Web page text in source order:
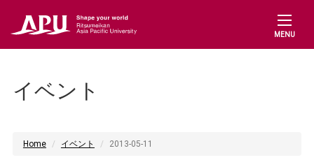
MENU
イベント
Home イベント 2013-05-11